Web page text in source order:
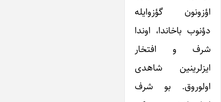
اؤزونون گؤزوایله
دؤنوب باخاندا، اوندا
شرف و افتخار
ایزلرینین شاهدی
اولوروق. بو شرف